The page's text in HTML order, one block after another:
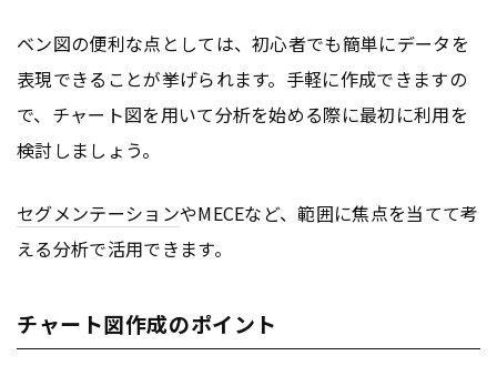
ベン図の便利な点としては、初心者でも簡単にデータを
表現できることが挙げられます。手軽に作成できますの
で、チャート図を用いて分析を始める際に最初に利用を
検討しましょう。
セグメンテーションやMECEなど、範囲に焦点を当てて考
える分析で活用できます。
チャート図作成のポイント